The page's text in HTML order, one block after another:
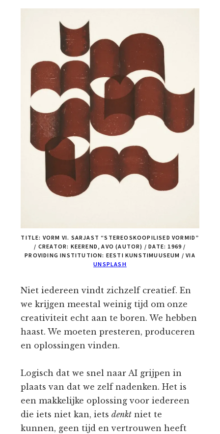
TITLE: VORM VI. SARJAST “STEREOSKOOPILISED VORMID”
/ CREATOR: KEEREND, AVO (AUTOR) / DATE: 1969 /
PROVIDING INSTITUTION: EESTI KUNSTIMUUSEUM / VIA
UNSPLASH
Niet iedereen vindt zichzelf creatief. En
we krijgen meestal weinig tijd om onze
creativiteit echt aan te boren. We hebben
haast. We moeten presteren, produceren
en oplossingen vinden.
Logisch dat we snel naar AI grijpen in
plaats van dat we zelf nadenken. Het is
een makkelijke oplossing voor iedereen
die iets niet kan, ietsdenkt niet te
kunnen, geen tijd en vertrouwen heeft